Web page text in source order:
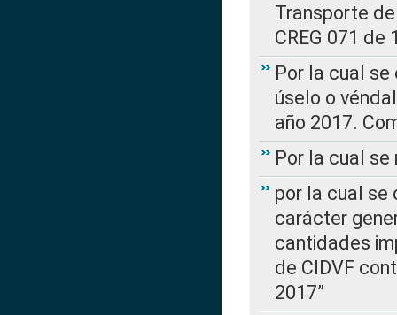
Transporte
CREG 071 de
Por la cual
úselo o
año 2017.
Por la cual se
por la cual se
carácter
cantidades
de CIDVF
2017”